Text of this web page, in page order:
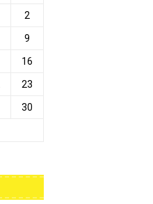
2
9
16
23
30